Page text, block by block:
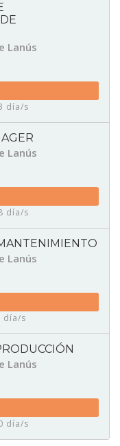
Lanús
día/s
Lanús
día/s
Lanús
día/s
Lanús
día/s